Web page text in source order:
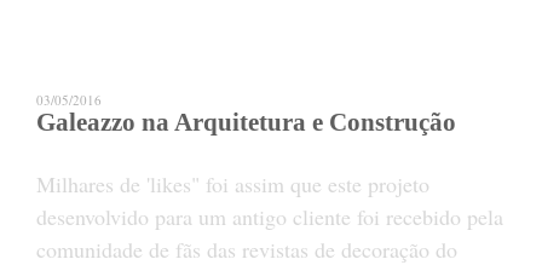
03/05/2016
Galeazzo na Arquitetura e Construção
Milhares de 'likes" foi assim que este projeto
desenvolvido para um antigo cliente foi recebido pela
comunidade de fãs das revistas de decoração do